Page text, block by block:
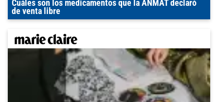
Cuáles son los medicamentos que la ANMAT declaró
de venta libre